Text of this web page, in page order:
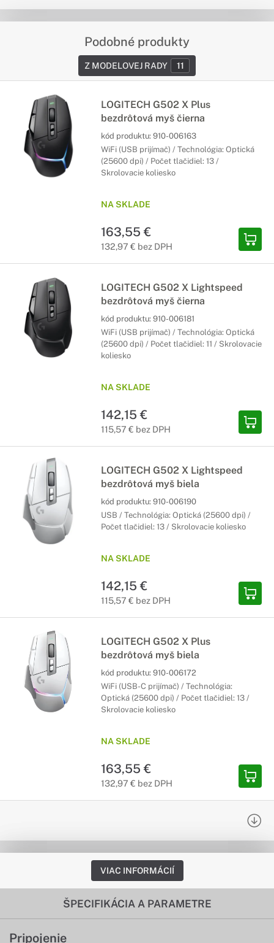
Podobné produkty
Z MODELOVEJ RADY 11
LOGITECH G502 X Plus
bezdrôtová myš čierna
kód produktu: 910-006163
WiFi (USB prijímač) / Technológia: Optická
(25600 dpi) / Počet tlačidiel: 13 /
Skrolovacie koliesko
NA SKLADE
163,55 €
132,97 € bez DPH
LOGITECH G502 X Lightspeed
bezdrôtová myš čierna
kód produktu: 910-006181
WiFi (USB prijímač) / Technológia: Optická
(25600 dpi) / Počet tlačidiel: 11 / Skrolovacie
koliesko
NA SKLADE
142,15 €
115,57 € bez DPH
LOGITECH G502 X Lightspeed
bezdrôtová myš biela
kód produktu: 910-006190
USB / Technológia: Optická (25600 dpi) /
Počet tlačidiel: 13 / Skrolovacie koliesko
NA SKLADE
142,15 €
115,57 € bez DPH
LOGITECH G502 X Plus
bezdrôtová myš biela
kód produktu: 910-006172
WiFi (USB-C prijímač) / Technológia:
Optická (25600 dpi) / Počet tlačidiel: 13 /
Skrolovacie koliesko
NA SKLADE
163,55 €
132,97 € bez DPH
VIAC INFORMÁCIÍ
ŠPECIFIKÁCIA A PARAMETRE
Pripojenie